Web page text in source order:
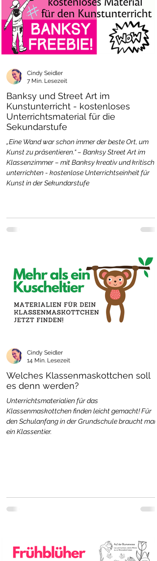
Wie viele Karten sind enthalten?Es
sind 24 fertige Bildkarten sowie 2 leere
Malvorlagen zum eigenen Gestalten
enthalten.
Sind auf der Rückseite Lösungen
oder Markierungen?
sind beidseitig verwendbar und ohne
Vordruck auf der Rückseite.
Banksy und Street Art im
Kunstunterricht - kostenloses
Unterrichtsmaterial für die
Sekundarstufe
„Eine Wand war schon immer der beste Ort, um
Kunst zu präsentieren.“ – Banksy Street Art im
Klassenzimmer – mit Banksy kreativ und kritisch
unterrichten - kostenlose Unterrichtseinheit für
Kunst in der Sekundarstufe
Cindy Seidler
7 Min. Lesezeit
Welches Klassenmaskottchen soll
es denn werden?
Unterrichtsmaterialien für das
Klassenmaskottchen finden leicht gemacht! Für
den Schulanfang in der Grundschule braucht man
ein Klassentier.
Cindy Seidler
14 Min. Lesezeit